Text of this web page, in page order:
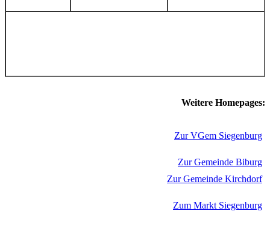
Weitere Homepages:
Zur VGem Siegenburg
Zur Gemeinde Biburg
Zur Gemeinde Kirchdorf
Zum Markt Siegenburg